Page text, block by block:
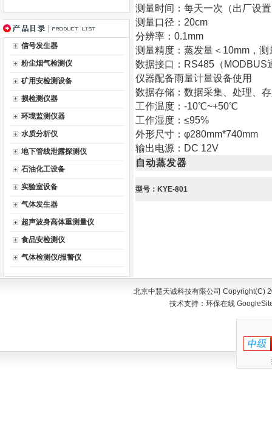
信号发生器
粉尘烟气检测仪
矿用安检测设备
损检测仪器
环境监测仪器
水质分析仪
地下管线泄露探测仪
石油化工设备
实验室设备
气体发生器
超声波身高体重测量仪
食品安检测仪
气体检测仪/报警仪
测量时间：每天一次（出厂设
测量口径：20cm
分辨率：0.1mm
测量精度：蒸发量＜10mm，
数据接口：RS485（MODBUS
仪器配备雨量计量设备使用
数据存储：数据采集、处理、
工作温度：-10℃~+50℃
工作湿度：≤95%
外形尺寸：φ280mm*740mm
输出电源：DC 12V
自动蒸发器
型号：KYE-801
北京中慧天诚科技有限公司
技术支持：环保在线